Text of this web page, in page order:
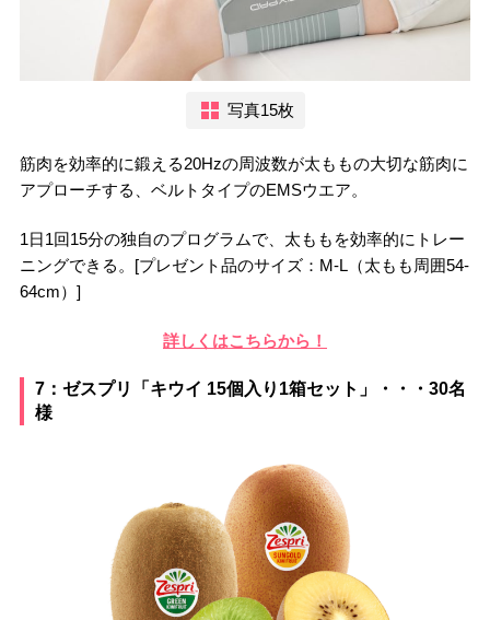
写真15枚
筋肉を効率的に鍛える20Hzの周波数が太ももの大切な筋肉に
アプローチする、ベルトタイプのEMSウエア。
1日1回15分の独自のプログラムで、太ももを効率的にトレー
ニングできる。[プレゼント品のサイズ：M-L（太もも周囲54-
64cm）]
詳しくはこちらから！
7：ゼスプリ「キウイ 15個入り1箱セット」・・・30名
様